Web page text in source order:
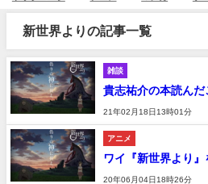
新世界よりの記事一覧
雑談
貴志祐介の本読んだ
21年02月18日13時01分
アニメ
ワイ『新世界より』
20年06月04日18時26分